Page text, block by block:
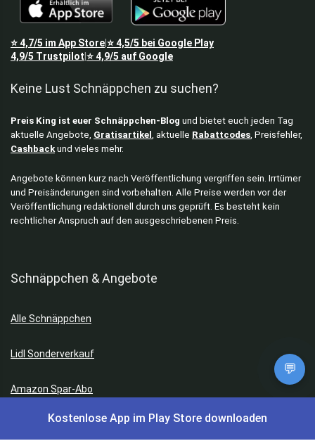
⭐4,7/5 im App Store⭐4,5/5 bei Google Play
4,9/5 Trustpilot ⭐4,9/5 auf Google
Keine Lust Schnäppchen zu suchen?
Preis King ist euer Schnäppchen-Blog und bietet euch jeden Tag
aktuelle Angebote, Gratisartikel , aktuelle Rabattcodes , Preisfehler,
Cashback und vieles mehr.
Angebote können kurz nach Veröffentlichung vergriffen sein. Irrtümer
und Preisänderungen sind vorbehalten. Alle Preise werden vor der
Veröffentlichung redaktionell durch uns geprüft. Es besteht kein
rechtlicher Anspruch auf den ausgeschriebenen Preis.
Schnäppchen & Angebote
Alle Schnäppchen
Lidl Sonderverkauf
Amazon Spar-Abo
Amazon Angebote
💬
Kostenlose App im Play Store downloaden